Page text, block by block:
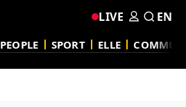
PEOPLE SPORT ELLE
LIVE EN